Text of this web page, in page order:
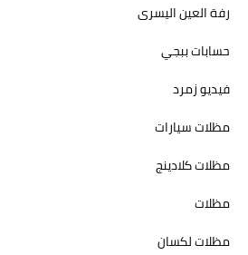
رفة العين اليسرى
حسابات ببجي
فيديو زمرد
مظلات سيارات
مظلات كلادينج
مظلات
مظلات لكسان